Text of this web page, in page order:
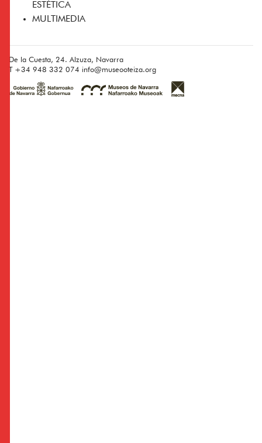
ESTÉTICA
MULTIMEDIA
De la Cuesta, 24. Alzuza, Navarra
T +34 948 332 074 info@museooteiza.org